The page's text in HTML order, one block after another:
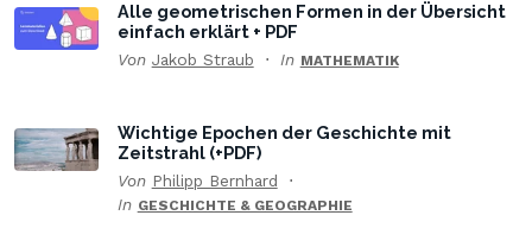
Alle geometrischen Formen in der Übersicht
einfach erklärt + PDF
Von Jakob Straub In MATHEMATIK
Wichtige Epochen der Geschichte mit
Zeitstrahl (+PDF)
Von Philipp Bernhard
In GESCHICHTE & GEOGRAPHIE